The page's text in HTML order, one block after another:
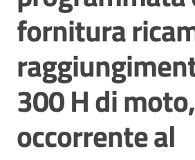
fornitura
300 H di moto,
occorrente al